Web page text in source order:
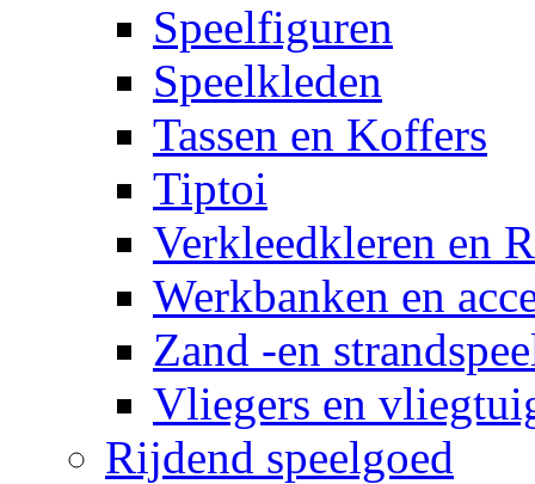
Speelfiguren
Speelkleden
Tassen en Koffers
Tiptoi
Verkleedkleren en
Werkbanken en
Zand -en
Vliegers en
Rijdend speelgoed